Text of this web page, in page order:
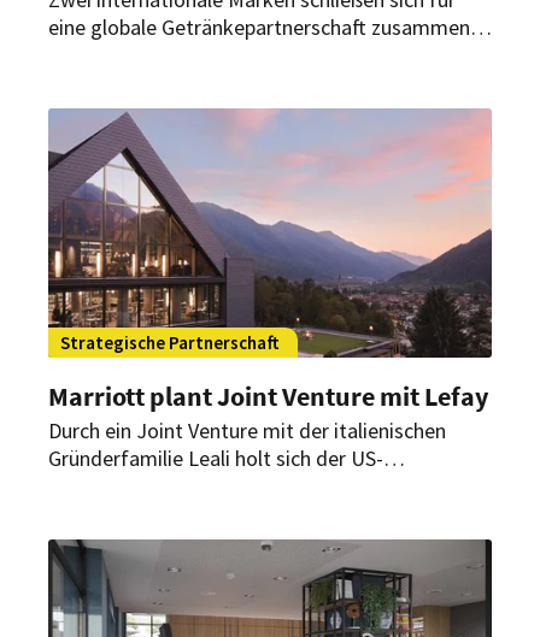
eine globale Getränkepartnerschaft zusammen.
Strategische Partnerschaft
Marriott plant Joint Venture mit Lefay
Durch ein Joint Venture mit der italienischen
Gründerfamilie Leali holt sich der US-
Luxus-Wellness-Marke.